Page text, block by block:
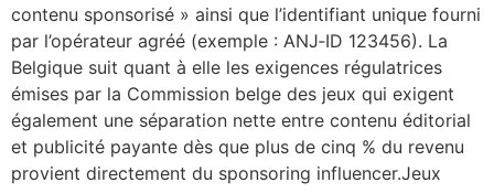
contenu sponsorisé » ainsi que l’identifiant unique fourni
par l’opérateur agréé (exemple : ANJ‑ID 123456). La
Belgique suit quant à elle les exigences régulatrices
émises par la Commission belge des jeux qui exigent
également une séparation nette entre contenu éditorial
et publicité payante dès que plus de cinq % du revenu
provient directement du sponsoring influencer.Jeux